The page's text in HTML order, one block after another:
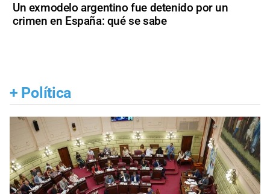
Un exmodelo argentino fue detenido por un
crimen en España: qué se sabe
+ Política